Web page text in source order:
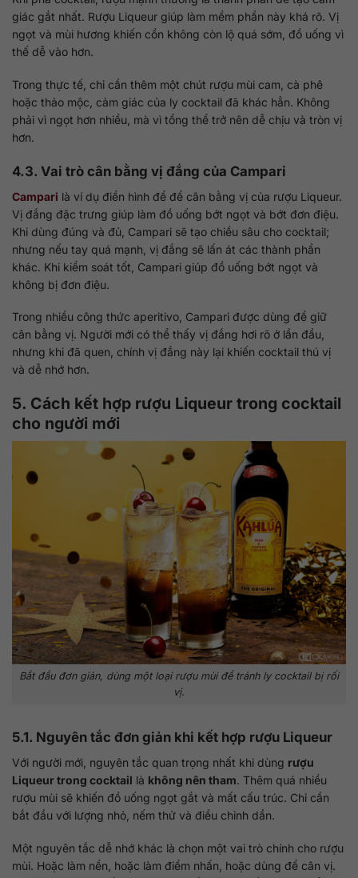
giác gắt nhất. Rượu Liqueur giúp làm mềm phần này khá rõ. Vị
ngọt và mùi hương khiến cồn không còn lộ quá sớm, đồ uống vì
thế dễ vào hơn.
Trong thực tế, chỉ cần thêm một chút rượu mùi cam, cà phê
hoặc thảo mộc, cảm giác của ly cocktail đã khác hẳn. Không
phải vì ngọt hơn nhiều, mà vì tổng thể trở nên dễ chịu và tròn vị
hơn.
4.3. Vai trò cân bằng vị đắng của Campari
Campari là ví dụ điển hình để để cân bằng vị của rượu Liqueur.
Vị đắng đặc trưng giúp làm đồ uống bớt ngọt và bớt đơn điệu.
Khi dùng đúng và đủ, Campari sẽ tạo chiều sâu cho cocktail;
nhưng nếu tay quá mạnh, vị đắng sẽ lấn át các thành phần
khác. Khi kiểm soát tốt, Campari giúp đồ uống bớt ngọt và
không bị đơn điệu.
Trong nhiều công thức aperitivo, Campari được dùng để giữ
cân bằng vị. Người mới có thể thấy vị đắng hơi rõ ở lần đầu,
nhưng khi đã quen, chính vị đắng này lại khiến cocktail thú vị
và dễ nhớ hơn.
5. Cách kết hợp rượu Liqueur trong cocktail
cho người mới
Bắt đầu đơn giản, dùng một loại rượu mùi để tránh ly cocktail bị rối
vị.
5.1. Nguyên tắc đơn giản khi kết hợp rượu Liqueur
Với người mới, nguyên tắc quan trọng nhất khi dùng rượu
Liqueur trong cocktail là không nên tham. Thêm quá nhiều
rượu mùi sẽ khiến đồ uống ngọt gắt và mất cấu trúc. Chỉ cần
bắt đầu với lượng nhỏ, nếm thử và điều chỉnh dần.
Một nguyên tắc dễ nhớ khác là chọn một vai trò chính cho rượu
mùi. Hoặc làm nền, hoặc làm điểm nhấn, hoặc dùng để cân vị.